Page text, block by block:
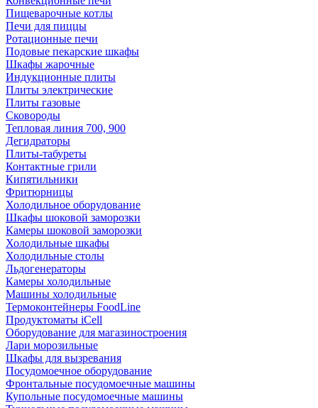
Пищеварочные котлы
Печи для пиццы
Ротационные печи
Подовые пекарские шкафы
Шкафы жарочные
Индукционные плиты
Плиты электрические
Плиты газовые
Сковороды
Тепловая линия 700, 900
Дегидраторы
Плиты-табуреты
Контактные грили
Кипятильники
Фритюрницы
Холодильное оборудование
Шкафы шоковой заморозки
Камеры шоковой заморозки
Холодильные шкафы
Холодильные столы
Льдогенераторы
Камеры холодильные
Машины холодильные
Термоконтейнеры FoodLine
Продуктоматы iCell
Оборудование для магазиностроения
Лари морозильные
Шкафы для вызревания
Посудомоечное оборудование
Фронтальные посудомоечные машины
Купольные посудомоечные машины